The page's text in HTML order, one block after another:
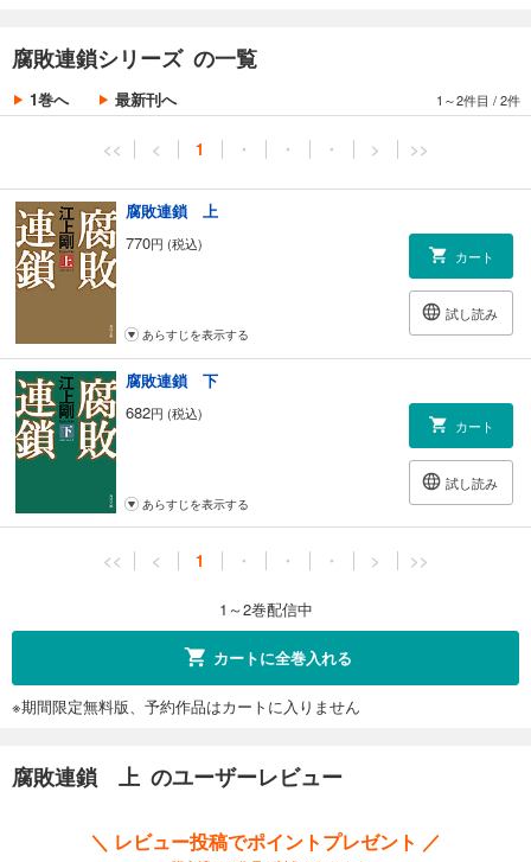
腐敗連鎖シリーズ の一覧
1巻へ 最新刊へ 1～2件目 /2件
<< < 1 ・ ・ ・ > >>
腐敗連鎖 上
770円 (税込)
カート
試し読み
あらすじを表示する
腐敗連鎖 下
682円 (税込)
カート
試し読み
あらすじを表示する
<< < 1 ・ ・ ・ > >>
1～2巻配信中
カートに全巻入れる
※期間限定無料版、予約作品はカートに入りません
腐敗連鎖 上 のユーザーレビュー
＼ レビュー投稿でポイントプレゼント ／